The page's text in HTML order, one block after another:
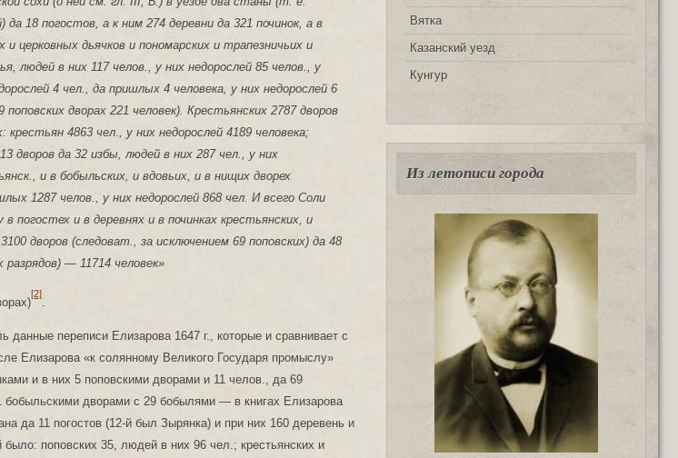
да 18 погостов, а к ним 274 деревни да 321 починок, а в
и церковных дьячков и пономарских и трапезничьих и
людей в них 117 челов., у них недорослей 85 челов., у
4 чел., да пришлых 4 человека, у них недорослей 6
дворах 221 человек). Крестьянских 2787 дворов
крестьян 4863 чел., у них недорослей 4189 человека;
дворов да 32 избы, людей в них 287 чел., у них
и в бобыльских, и вдовьих, и в нищих дворех
1287 челов., у них недорослей 868 чел. И всего Соли
погостех и в деревнях и в починках крестьянских, и
дворов (следоват., за исключением 69 поповских) да 48
— 11714 человек»
[2]
.
данные переписи Елизарова 1647 г., которые и сравнивает с
Елизарова «к солянному Великого Государя промыслу»
и в них 5 поповскими дворами и 11 челов., да 69
бобыльскими дворами с 29 бобылями — в книгах Елизарова
да 11 погостов (12-й был Зырянка) и при них 160 деревень и
было: поповских 35, людей в них 96 чел.; крестьянских и
Вятка
Казанский уезд
Кунгур
Из летописи города